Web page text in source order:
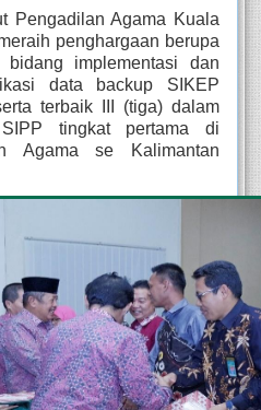
Pengadilan Agama Kuala
penghargaan berupa
implementasi dan
data backup SIKEP
terbaik III (tiga) dalam
tingkat pertama di
Agama se Kalimantan